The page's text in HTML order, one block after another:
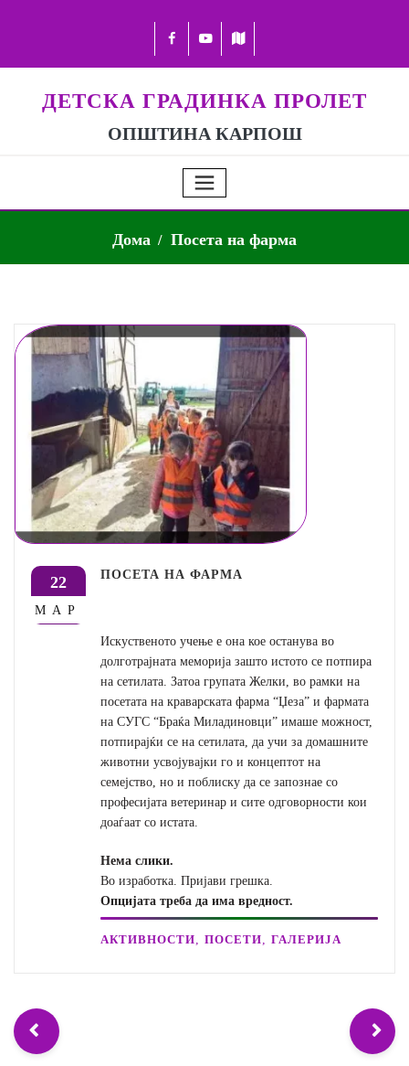
ДЕТСКА ГРАДИНКА ПРОЛЕТ
ОПШТИНА КАРПОШ
Дома Посета на фарма
22
МАР
ПОСЕТА НА ФАРМА
Искуственото учење е она кое останува во
долготрајната меморија зашто истото се потпира
на сетилата. Затоа групата Желки, во рамки на
посетата на краварската фарма “Џеза” и фармата
на СУГС “Браќа Миладиновци” имаше можност,
потпирајќи се на сетилата, да учи за домашните
животни усвојувајки го и концептот на
семејство, но и поблиску да се запознае со
професијата ветеринар и сите одговорности кои
доаѓаат со истата.
Нема слики.
Во изработка. Пријави грешка.
Опцијата треба да има вредност.
АКТИВНОСТИ,ПОСЕТИ,ГАЛЕРИЈА